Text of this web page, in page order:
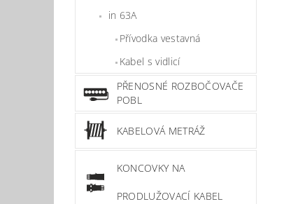
in 63A
Přívodka vestavná
Kabel s vidlicí
PŘENOSNÉ ROZBOČOVAČE
POBL
KABELOVÁ METRÁŽ
KONCOVKY NA
PRODLUŽOVACÍ KABEL